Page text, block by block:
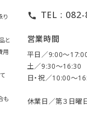
り
と
用
も
call TEL :
営業時間
平日／9:00〜
土／9:30〜16:30
日・祝／10:00〜
休業日／第３日曜